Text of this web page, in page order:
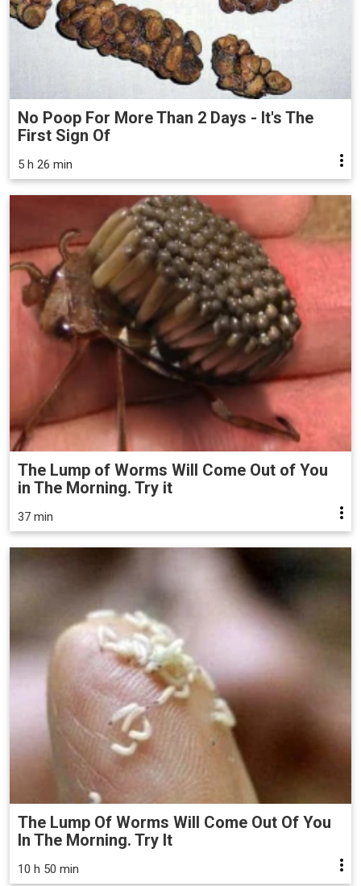
No Poop For More Than 2 Days - It's The
First Sign Of
5 h 26 min
The Lump of Worms Will Come Out of You
in The Morning. Try it
37 min
The Lump Of Worms Will Come Out Of You
In The Morning. Try It
10 h 50 min